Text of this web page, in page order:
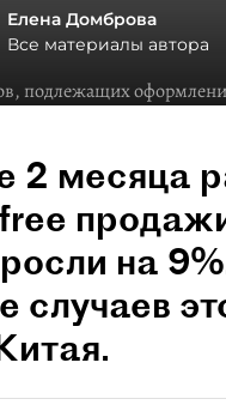
Елена Домброва
Все материалы автора
подлежащих
2 месяца
на
случаев